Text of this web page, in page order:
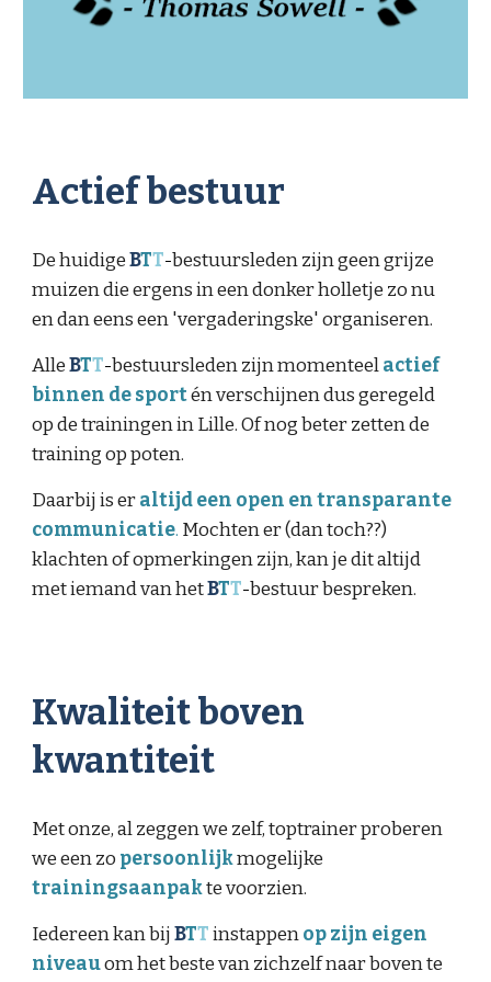
Actief bestuur
De huidigeBTT-bestuursleden zijn geen grijze
muizen die ergens in een donker holletje zo nu
en dan eens een 'vergaderingske' organiseren.
AlleBTT-bestuursleden zijn momenteelactief
binnen de sportén verschijnen dus geregeld
op de trainingen in Lille. Of nog beter zetten de
training op poten.
Daarbij is eraltijd een open en transparante
communicatie. Mochten er (dan toch??)
klachten of opmerkingen zijn, kan je dit altijd
met iemand van hetBTT-bestuur bespreken.
Kwaliteit boven
kwantiteit
Met onze, al zeggen we zelf, toptrainer proberen
we een zo persoonlijkmogelijke
trainingsaanpakte voorzien.
Iedereen kan bijBTT instappenop zijn eigen
niveauom het beste van zichzelf naar boven te